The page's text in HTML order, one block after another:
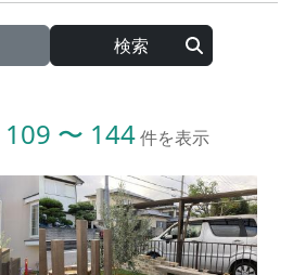
109 〜 144件を表示